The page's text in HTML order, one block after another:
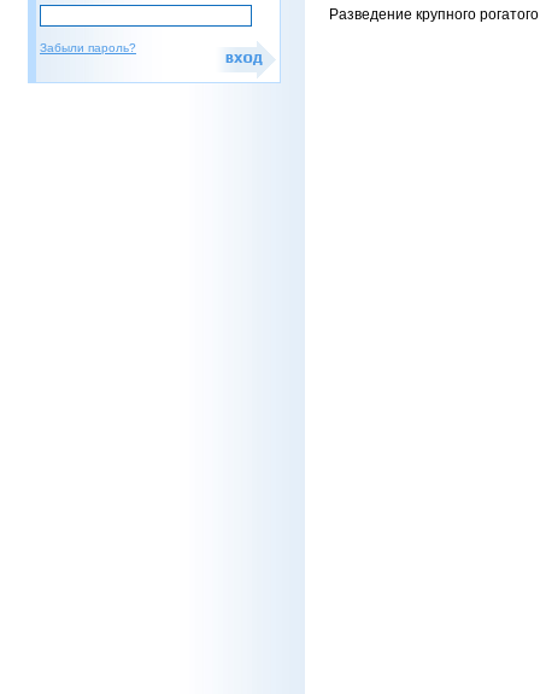
Забыли пароль?
Разведение крупного